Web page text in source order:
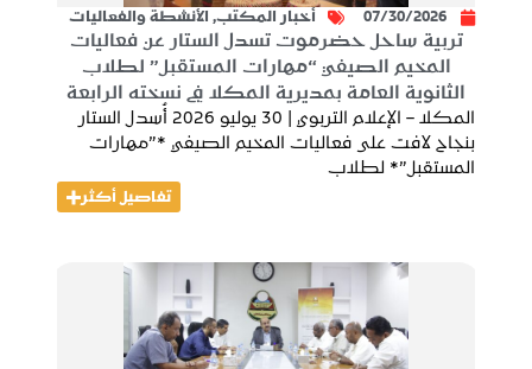
07/30/2026 أخبار المكتب, الأنشطة والفعاليات
تربية ساحل حضرموت تسدل الستار عن فعاليات
المخيم الصيفي “مهارات المستقبل” لطلاب
الثانوية العامة بمديرية المكلا في نسخته الرابعة
المكلا – الإعلام التربوي | 30 يوليو 2026 أُسدل الستار
بنجاح لافت على فعاليات المخيم الصيفي *”مهارات
المستقبل”* لطلاب
تفاصيل أكثر